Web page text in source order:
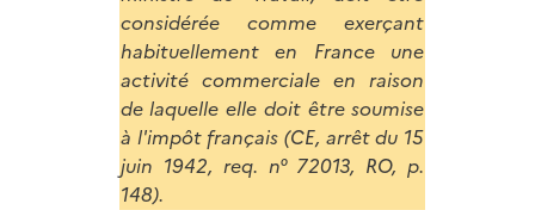
considérée comme exerçant
habituellement en France une
activité commerciale en raison
de laquelle elle doit être soumise
à l'impôt français (CE, arrêt du 15
juin 1942, req. n° 72013, RO, p.
148).